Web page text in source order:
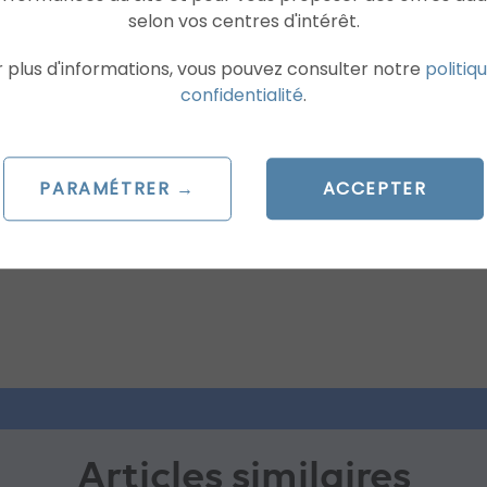
Articles similaires
selon vos centres d'intérêt.
plus d'informations, vous pouvez consulter notre
confidentialité.
PARAMÉTRER → ACCEPTER